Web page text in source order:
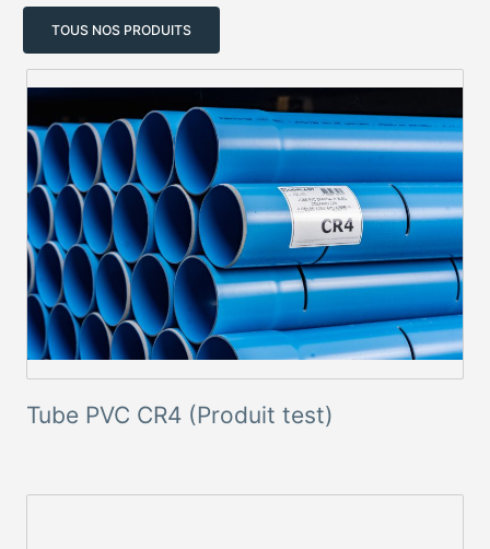
TOUS NOS PRODUITS
Tube PVC CR4 (Produit test)